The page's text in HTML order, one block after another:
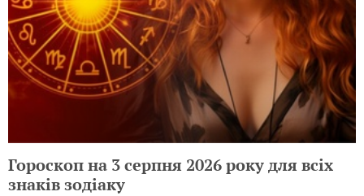
Гороскоп на 3 серпня 2026 року для всіх
знаків зодіаку